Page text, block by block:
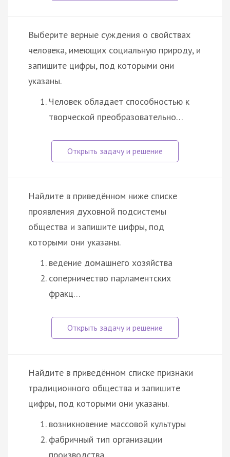
Выберите верные суждения о свойствах
человека, имеющих социальную природу, и
запишите цифры, под которыми они
указаны.
Человек обладает способностью к
творческой преобразовательно…
Найдите в приведённом ниже списке
проявления духовной подсистемы
общества и запишите цифры, под
которыми они указаны.
ведение домашнего хозяйства
соперничество парламентских
фракц…
Найдите в приведённом списке признаки
традиционного общества и запишите
цифры, под которыми они указаны.
возникновение массовой культуры
фабричный тип организации
производства